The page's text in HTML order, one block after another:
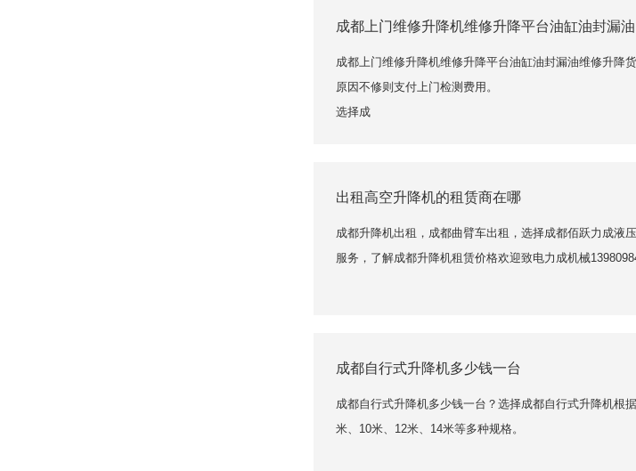
成都上门维修升降机维修升降平台油缸油封漏油
成都上门维修升降机维修升降平台油缸油封漏油维修升降
原因不修则支付上门检测费用。
选择成
出租高空升降机的租赁商在哪
成都升降机出租，成都曲臂车出租，选择成都佰跃力成液
服务，了解成都升降机租赁价格欢迎致电力成机械
成都自行式升降机多少钱一台
成都自行式升降机多少钱一台？选择成都自行式升降机根
米、10米、12米、14米等多种规格。